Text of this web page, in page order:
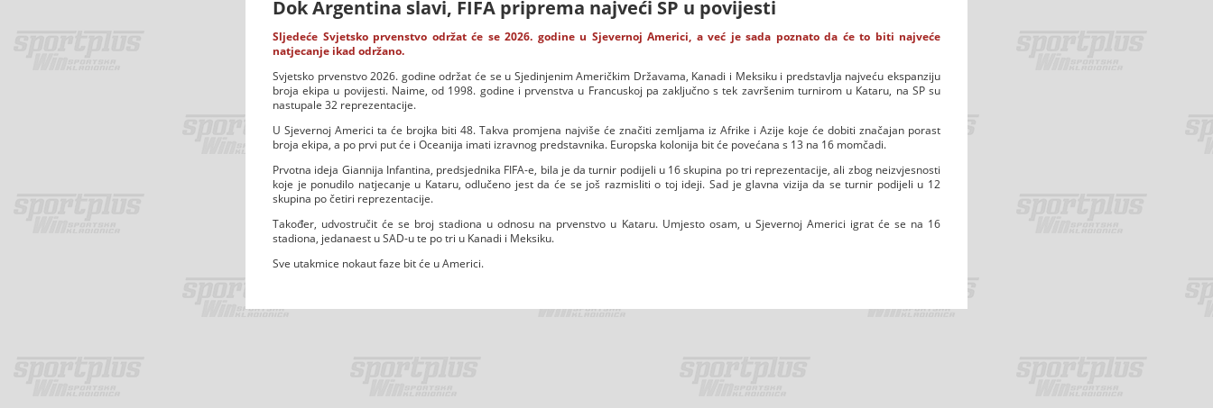
Dok Argentina slavi, FIFA priprema najveći SP u povijesti
Sljedeće Svjetsko prvenstvo održat će se 2026. godine u Sjevernoj Americi, a već je sada poznato da će to biti najveće
natjecanje ikad održano.
Svjetsko prvenstvo 2026. godine održat će se u Sjedinjenim Američkim Državama, Kanadi i Meksiku i predstavlja najveću ekspanziju
broja ekipa u povijesti. Naime, od 1998. godine i prvenstva u Francuskoj pa zaključno s tek završenim turnirom u Kataru, na SP su
nastupale 32 reprezentacije.
U Sjevernoj Americi ta će brojka biti 48. Takva promjena najviše će značiti zemljama iz Afrike i Azije koje će dobiti značajan porast
broja ekipa, a po prvi put će i Oceanija imati izravnog predstavnika. Europska kolonija bit će povećana s 13 na 16 momčadi.
Prvotna ideja Giannija Infantina, predsjednika FIFA-e, bila je da turnir podijeli u 16 skupina po tri reprezentacije, ali zbog neizvjesnosti
koje je ponudilo natjecanje u Kataru, odlučeno jest da će se još razmisliti o toj ideji. Sad je glavna vizija da se turnir podijeli u 12
skupina po četiri reprezentacije.
Također, udvostručit će se broj stadiona u odnosu na prvenstvo u Kataru. Umjesto osam, u Sjevernoj Americi igrat će se na 16
stadiona, jedanaest u SAD-u te po tri u Kanadi i Meksiku.
Sve utakmice nokaut faze bit će u Americi.